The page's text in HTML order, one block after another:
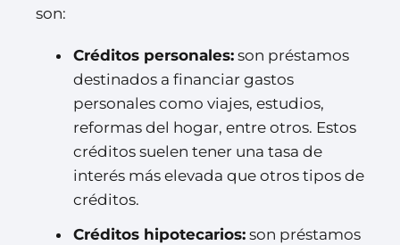
son:
Créditos personales: son préstamos
destinados a financiar gastos
personales como viajes, estudios,
reformas del hogar, entre otros. Estos
créditos suelen tener una tasa de
interés más elevada que otros tipos de
créditos.
Créditos hipotecarios: son préstamos